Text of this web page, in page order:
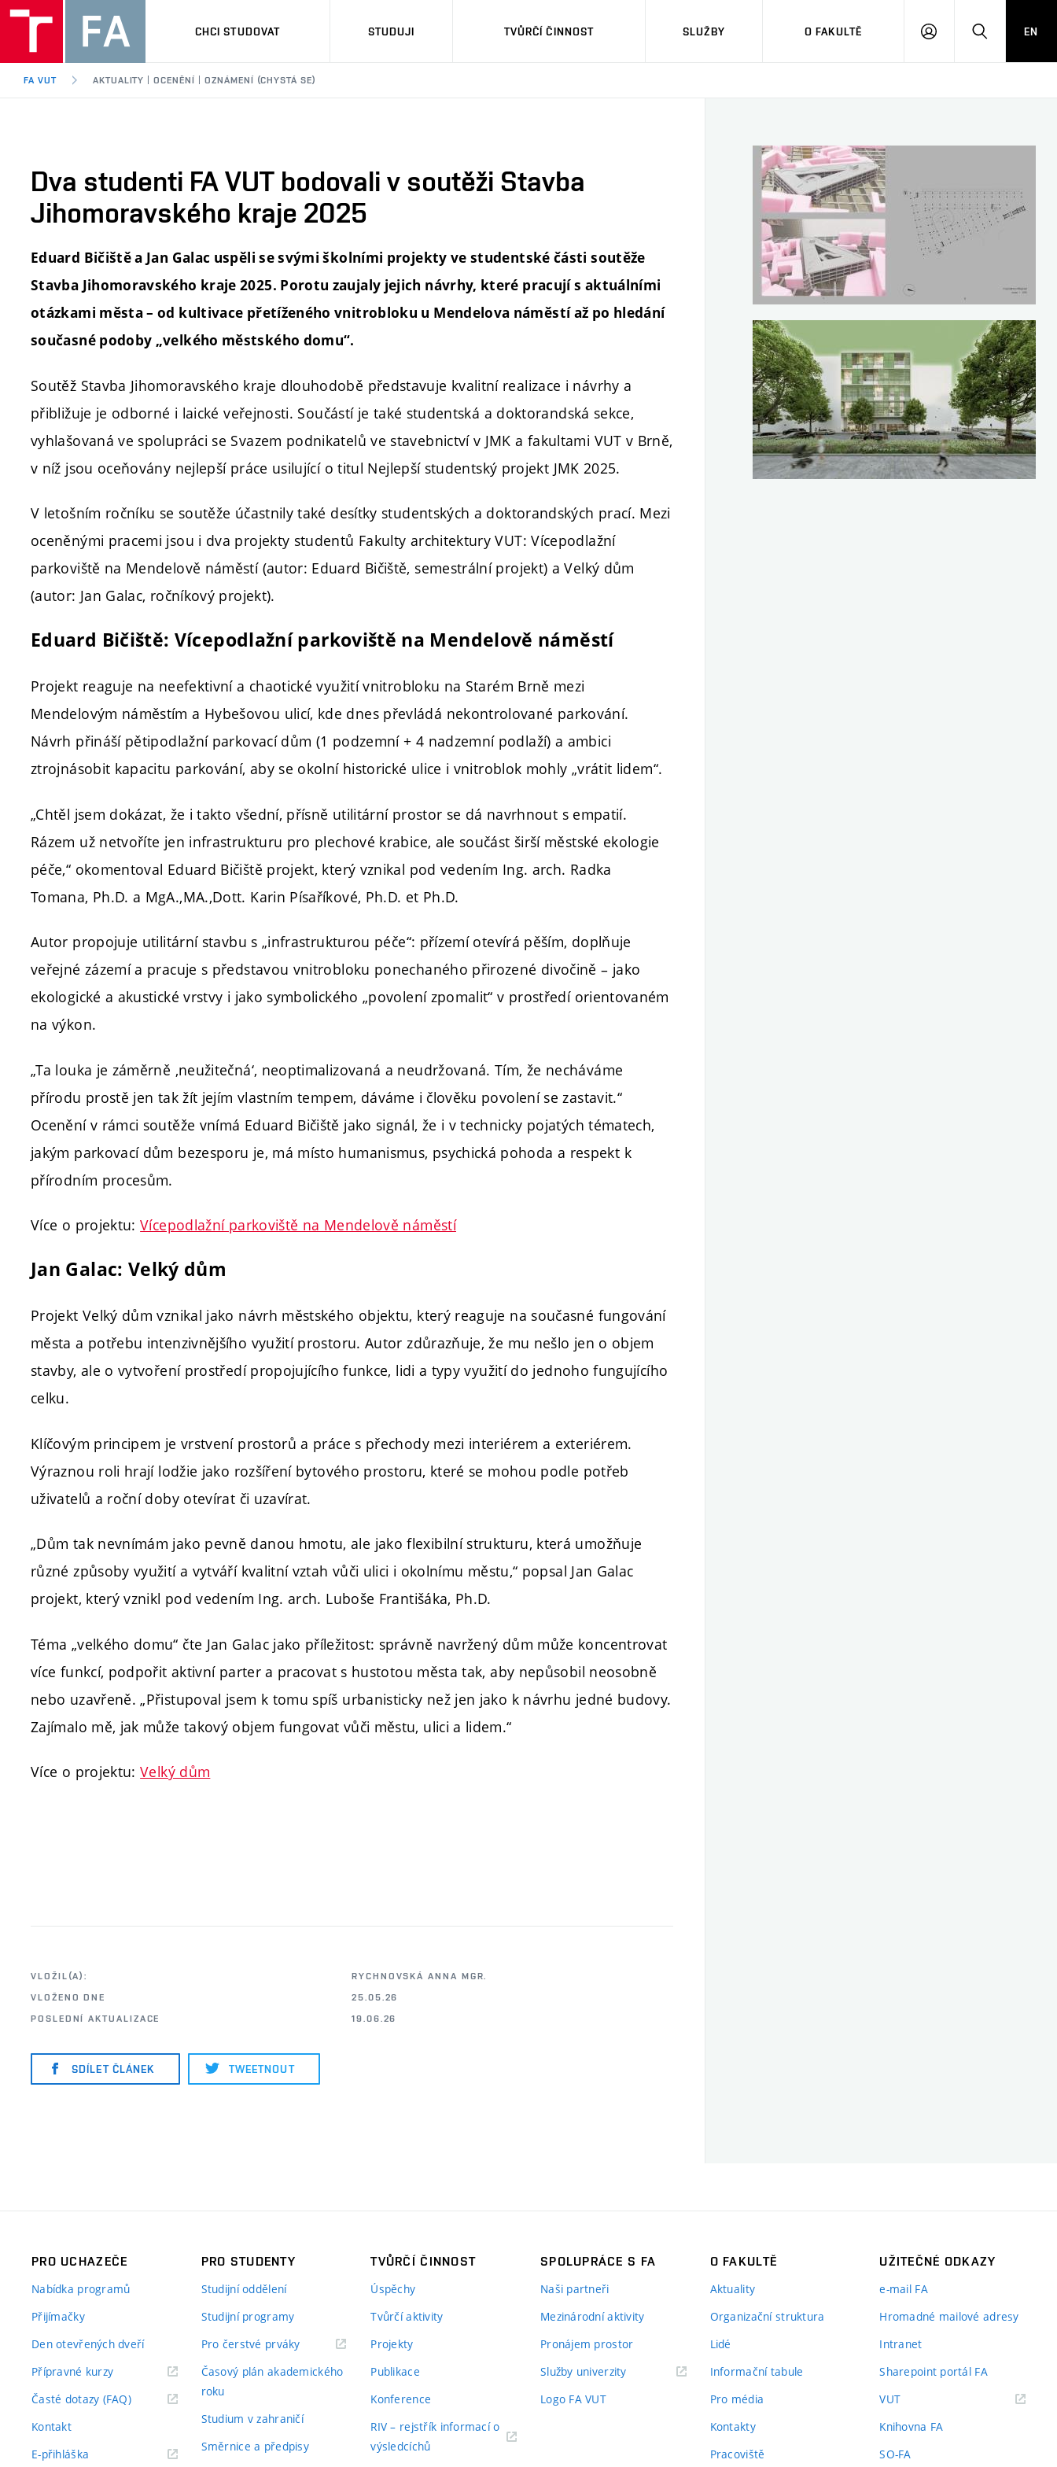
CHCI STUDOVAT STUDUJI TVŮRČÍ ČINNOST SLUŽBY O FAKULTĚ
PŘIHLÁSITHLEDAT
EN
FA VUT AKTUALITY | OCENĚNÍ | OZNÁMENÍ (CHYSTÁ SE)
Dva studenti FA VUT bodovali v soutěži Stavba
Jihomoravského kraje 2025
Eduard Bičiště a Jan Galac uspěli se svými školními projekty ve studentské části soutěže
Stavba Jihomoravského kraje 2025. Porotu zaujaly jejich návrhy, které pracují s aktuálními
otázkami města – od kultivace přetíženého vnitrobloku u Mendelova náměstí až po hledání
současné podoby „velkého městského domu“.
Soutěž Stavba Jihomoravského kraje dlouhodobě představuje kvalitní realizace i návrhy a
přibližuje je odborné i laické veřejnosti. Součástí je také studentská a doktorandská sekce,
vyhlašovaná ve spolupráci se Svazem podnikatelů ve stavebnictví v JMK a fakultami VUT v Brně,
v níž jsou oceňovány nejlepší práce usilující o titul Nejlepší studentský projekt JMK 2025.
V letošním ročníku se soutěže účastnily také desítky studentských a doktorandských prací. Mezi
oceněnými pracemi jsou i dva projekty studentů Fakulty architektury VUT: Vícepodlažní
parkoviště na Mendelově náměstí (autor: Eduard Bičiště, semestrální projekt) a Velký dům
(autor: Jan Galac, ročníkový projekt).
Eduard Bičiště: Vícepodlažní parkoviště na Mendelově náměstí
Projekt reaguje na neefektivní a chaotické využití vnitrobloku na Starém Brně mezi
Mendelovým náměstím a Hybešovou ulicí, kde dnes převládá nekontrolované parkování.
Návrh přináší pětipodlažní parkovací dům (1 podzemní + 4 nadzemní podlaží) a ambici
ztrojnásobit kapacitu parkování, aby se okolní historické ulice i vnitroblok mohly „vrátit lidem“.
„Chtěl jsem dokázat, že i takto všední, přísně utilitární prostor se dá navrhnout s empatií.
Rázem už netvoříte jen infrastrukturu pro plechové krabice, ale součást širší městské ekologie
péče,“ okomentoval Eduard Bičiště projekt, který vznikal pod vedením Ing. arch. Radka
Tomana, Ph.D. a MgA.,MA.,Dott. Karin Písaříkové, Ph.D. et Ph.D.
Autor propojuje utilitární stavbu s „infrastrukturou péče“: přízemí otevírá pěším, doplňuje
veřejné zázemí a pracuje s představou vnitrobloku ponechaného přirozené divočině – jako
ekologické a akustické vrstvy i jako symbolického „povolení zpomalit“ v prostředí orientovaném
na výkon.
„Ta louka je záměrně ‚neužitečná‘, neoptimalizovaná a neudržovaná. Tím, že necháváme
přírodu prostě jen tak žít jejím vlastním tempem, dáváme i člověku povolení se zastavit.“
Ocenění v rámci soutěže vnímá Eduard Bičiště jako signál, že i v technicky pojatých tématech,
jakým parkovací dům bezesporu je, má místo humanismus, psychická pohoda a respekt k
přírodním procesům.
Více o projektu:Vícepodlažní parkoviště na Mendelově náměstí
Jan Galac: Velký dům
Projekt Velký dům vznikal jako návrh městského objektu, který reaguje na současné fungování
města a potřebu intenzivnějšího využití prostoru. Autor zdůrazňuje, že mu nešlo jen o objem
stavby, ale o vytvoření prostředí propojujícího funkce, lidi a typy využití do jednoho fungujícího
celku.
Klíčovým principem je vrstvení prostorů a práce s přechody mezi interiérem a exteriérem.
Výraznou roli hrají lodžie jako rozšíření bytového prostoru, které se mohou podle potřeb
uživatelů a roční doby otevírat či uzavírat.
„Dům tak nevnímám jako pevně danou hmotu, ale jako flexibilní strukturu, která umožňuje
různé způsoby využití a vytváří kvalitní vztah vůči ulici i okolnímu městu,“ popsal Jan Galac
projekt, který vznikl pod vedením Ing. arch. Luboše Františáka, Ph.D.
Téma „velkého domu“ čte Jan Galac jako příležitost: správně navržený dům může koncentrovat
více funkcí, podpořit aktivní parter a pracovat s hustotou města tak, aby nepůsobil neosobně
nebo uzavřeně. „Přistupoval jsem k tomu spíš urbanisticky než jen jako k návrhu jedné budovy.
Zajímalo mě, jak může takový objem fungovat vůči městu, ulici a lidem.“
Více o projektu:Velký dům
VLOŽIL(A):
RYCHNOVSKÁ ANNA MGR.
VLOŽENO DNE
25.05.26
POSLEDNÍ AKTUALIZACE
19.06.26
SDÍLET ČLÁNEK TWEETNOUT
PRO UCHAZEČE
Nabídka programů
Přijímačky
Den otevřených dveří
Přípravné kurzy
Časté dotazy (FAQ)
Kontakt
E-přihláška
PRO STUDENTY
Studijní oddělení
Studijní programy
Pro čerstvé prváky
Časový plán akademického
roku
Studium v zahraničí
Směrnice a předpisy
TVŮRČÍ ČINNOST
Úspěchy
Tvůrčí aktivity
Projekty
Publikace
Konference
RIV – rejstřík informací o
výsledcíchů
SPOLUPRÁCE S FA
Naši partneři
Mezinárodní aktivity
Pronájem prostor
Služby univerzity
Logo FA VUT
O FAKULTĚ
Aktuality
Organizační struktura
Lidé
Informační tabule
Pro média
Kontakty
Pracoviště
UŽITEČNÉ ODKAZY
e-mail FA
Hromadné mailové adresy
Intranet
Sharepoint portál FA
VUT(externí
Knihovna FA
SO-FA